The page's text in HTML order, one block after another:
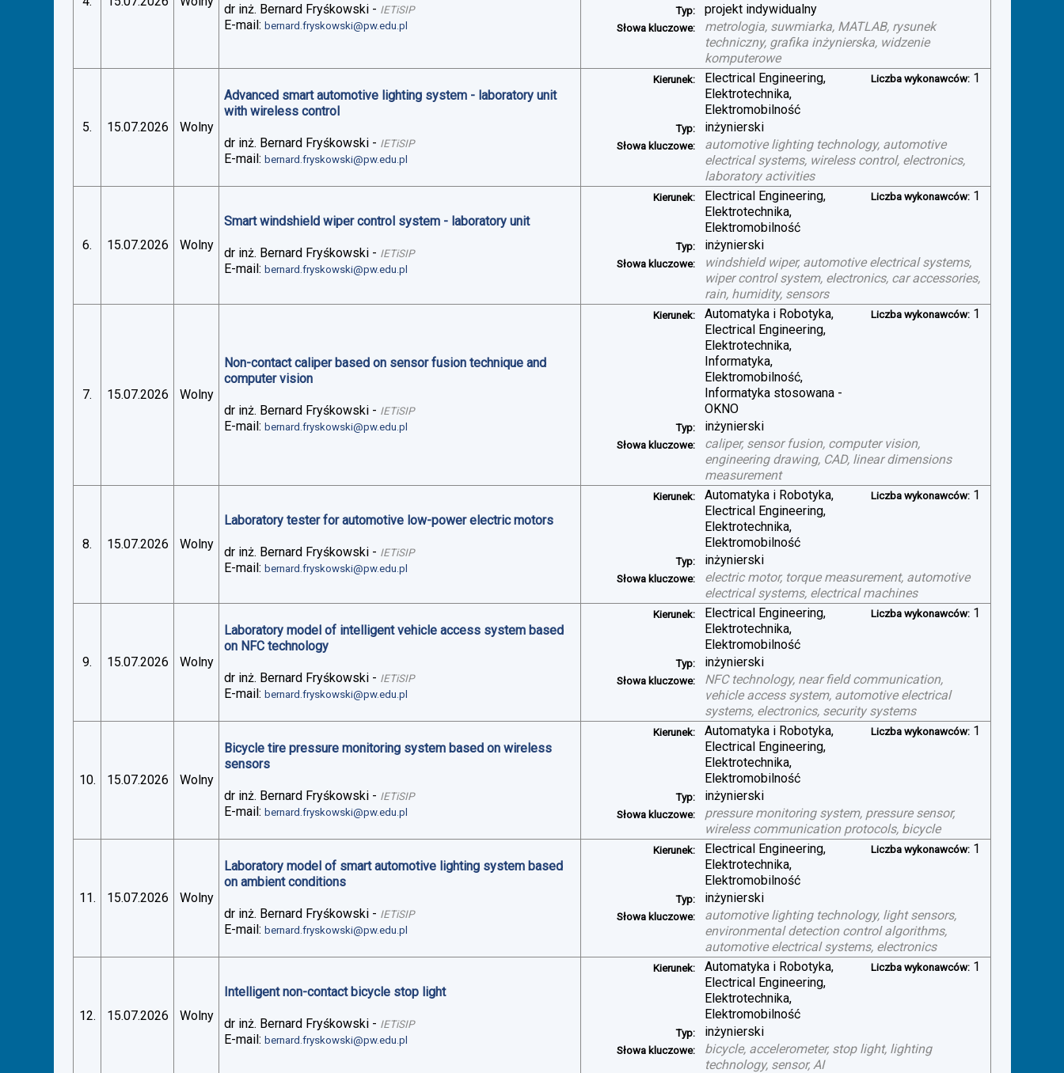
dr inż. Bernard Fryśkowski - IETiSIP
E-mail:bernard.fryskowski@pw.edu.pl
Typ: projekt indywidualny
Słowa kluczowe:
metrologia, suwmiarka, MATLAB, rysunek
techniczny, grafika inżynierska, widzenie
komputerowe
5. 15.07.2026 Wolny
Advanced smart automotive lighting system - laboratory unit
with wireless control
dr inż. Bernard Fryśkowski - IETiSIP
E-mail:bernard.fryskowski@pw.edu.pl
Kierunek:
Electrical Engineering,
Elektrotechnika,
Elektromobilność
Liczba wykonawców: 1
Typ: inżynierski
Słowa kluczowe:
automotive lighting technology, automotive
electrical systems, wireless control, electronics,
laboratory activities
6. 15.07.2026 Wolny
Smart windshield wiper control system - laboratory unit
dr inż. Bernard Fryśkowski - IETiSIP
E-mail:bernard.fryskowski@pw.edu.pl
Kierunek:
Electrical Engineering,
Elektrotechnika,
Elektromobilność
Liczba wykonawców: 1
Typ: inżynierski
Słowa kluczowe:
windshield wiper, automotive electrical systems,
wiper control system, electronics, car accessories,
rain, humidity, sensors
7. 15.07.2026 Wolny
Non-contact caliper based on sensor fusion technique and
computer vision
dr inż. Bernard Fryśkowski - IETiSIP
E-mail:bernard.fryskowski@pw.edu.pl
Kierunek:
Automatyka i Robotyka,
Electrical Engineering,
Elektrotechnika,
Informatyka,
Elektromobilność,
Informatyka stosowana -
OKNO
Liczba wykonawców: 1
Typ: inżynierski
Słowa kluczowe:
caliper, sensor fusion, computer vision,
engineering drawing, CAD, linear dimensions
measurement
8. 15.07.2026 Wolny
Laboratory tester for automotive low-power electric motors
dr inż. Bernard Fryśkowski - IETiSIP
E-mail:bernard.fryskowski@pw.edu.pl
Kierunek:
Automatyka i Robotyka,
Electrical Engineering,
Elektrotechnika,
Elektromobilność
Liczba wykonawców: 1
Typ: inżynierski
Słowa kluczowe:
electric motor, torque measurement, automotive
electrical systems, electrical machines
9. 15.07.2026 Wolny
Laboratory model of intelligent vehicle access system based
on NFC technology
dr inż. Bernard Fryśkowski - IETiSIP
E-mail:bernard.fryskowski@pw.edu.pl
Kierunek:
Electrical Engineering,
Elektrotechnika,
Elektromobilność
Liczba wykonawców: 1
Typ: inżynierski
Słowa kluczowe:
NFC technology, near field communication,
vehicle access system, automotive electrical
systems, electronics, security systems
10. 15.07.2026 Wolny
Bicycle tire pressure monitoring system based on wireless
sensors
dr inż. Bernard Fryśkowski - IETiSIP
E-mail:bernard.fryskowski@pw.edu.pl
Kierunek:
Automatyka i Robotyka,
Electrical Engineering,
Elektrotechnika,
Elektromobilność
Liczba wykonawców: 1
Typ: inżynierski
Słowa kluczowe:
pressure monitoring system, pressure sensor,
wireless communication protocols, bicycle
11. 15.07.2026 Wolny
Laboratory model of smart automotive lighting system based
on ambient conditions
dr inż. Bernard Fryśkowski - IETiSIP
E-mail:bernard.fryskowski@pw.edu.pl
Kierunek:
Electrical Engineering,
Elektrotechnika,
Elektromobilność
Liczba wykonawców: 1
Typ: inżynierski
Słowa kluczowe:
automotive lighting technology, light sensors,
environmental detection control algorithms,
automotive electrical systems, electronics
12. 15.07.2026 Wolny
Intelligent non-contact bicycle stop light
dr inż. Bernard Fryśkowski - IETiSIP
E-mail:bernard.fryskowski@pw.edu.pl
Kierunek:
Automatyka i Robotyka,
Electrical Engineering,
Elektrotechnika,
Elektromobilność
Liczba wykonawców: 1
Typ: inżynierski
Słowa kluczowe:
bicycle, accelerometer, stop light, lighting
technology, sensor, AI